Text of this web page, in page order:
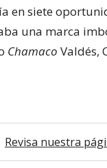
en siete
una marca
Chamaco Valdés,
Revisa nuestra